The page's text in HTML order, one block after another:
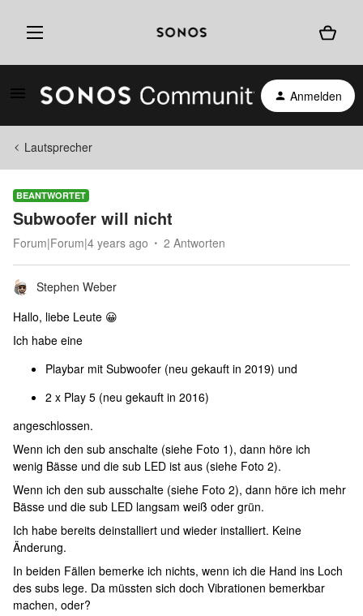
Anmelden
Lautsprecher
BEANTWORTET
Subwoofer will nicht
Forum|Forum|4 years ago 2 Antworten
Stephen Weber
Hallo, liebe Leute 😀
Ich habe eine
Playbar mit Subwoofer (neu gekauft in 2019) und
2 x Play 5 (neu gekauft in 2016)
angeschlossen.
Wenn ich den sub anschalte (siehe Foto 1), dann höre ich
wenig Bässe und die sub LED ist aus (siehe Foto 2).
Wenn ich den sub ausschalte (siehe Foto 2), dann höre ich mehr
Bässe und die sub LED langsam weiß oder grün.
Ich habe bereits deinstalliert und wieder installiert. Keine
Änderung.
In beiden Fällen bemerke ich nichts, wenn ich die Hand ins Loch
des subs lege. Da müssten sich doch Vibrationen bemerkbar
machen, oder?